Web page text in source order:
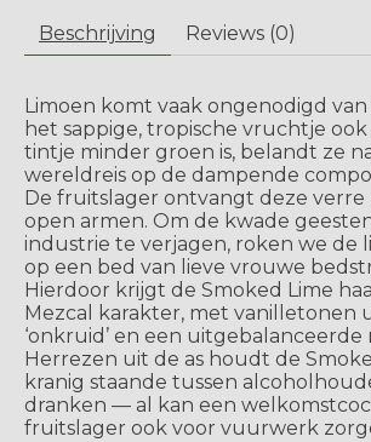
Beschrijving Reviews (0)
Limoen komt vaak ongenodigd van
het sappige, tropische vruchtje ook
tintje minder groen is, belandt ze
wereldreis op de dampende
De fruitslager ontvangt deze verre
open armen. Om de kwade
industrie te verjagen, roken we de
op een bed van lieve vrouwe
Hierdoor krijgt de Smoked Lime
Mezcal karakter, met vanilletonen
‘onkruid’ en een uitgebalanceerde
Herrezen uit de as houdt de
kranig staande tussen
dranken — al kan een
fruitslager ook voor vuurwerk